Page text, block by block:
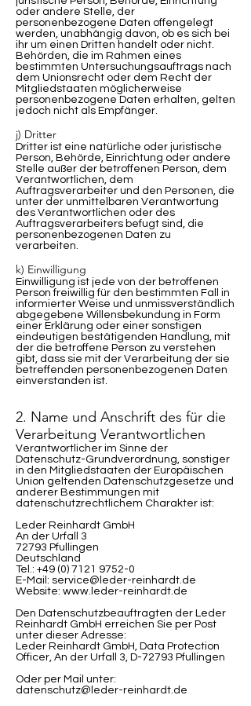
oder andere Stelle, der
personenbezogene Daten offengelegt
werden, unabhängig davon, ob es sich bei
ihr um einen Dritten handelt oder nicht.
Behörden, die im Rahmen eines
bestimmten Untersuchungsauftrags nach
dem Unionsrecht oder dem Recht der
Mitgliedstaaten möglicherweise
personenbezogene Daten erhalten, gelten
jedoch nicht als Empfänger.
j) Dritter
Dritter ist eine natürliche oder juristische
Person, Behörde, Einrichtung oder andere
Stelle außer der betroffenen Person, dem
Verantwortlichen, dem
Auftragsverarbeiter und den Personen, die
unter der unmittelbaren Verantwortung
des Verantwortlichen oder des
Auftragsverarbeiters befugt sind, die
personenbezogenen Daten zu
verarbeiten.
k) Einwilligung
Einwilligung ist jede von der betroffenen
Person freiwillig für den bestimmten Fall in
informierter Weise und unmissverständlich
abgegebene Willensbekundung in Form
einer Erklärung oder einer sonstigen
eindeutigen bestätigenden Handlung, mit
der die betroffene Person zu verstehen
gibt, dass sie mit der Verarbeitung der sie
betreffenden personenbezogenen Daten
einverstanden ist.
2. Name und Anschrift des für die
Verarbeitung Verantwortlichen
Verantwortlicher im Sinne der
Datenschutz-Grundverordnung, sonstiger
in den Mitgliedstaaten der Europäischen
Union geltenden Datenschutzgesetze und
anderer Bestimmungen mit
datenschutzrechtlichem Charakter ist:
Leder Reinhardt GmbH
An der Urfall 3
72793 Pfullingen
Deutschland
Tel.: +49 (0) 7121 9752-0
E-Mail: service@leder-reinhardt.de
Website: www.leder-reinhardt.de
Den Datenschutzbeauftragten der Leder
Reinhardt GmbH erreichen Sie per Post
unter dieser Adresse:
Leder Reinhardt GmbH, Data Protection
Officer, An der Urfall 3, D-72793 Pfullingen
Oder per Mail unter:
datenschutz@leder-reinhardt.de